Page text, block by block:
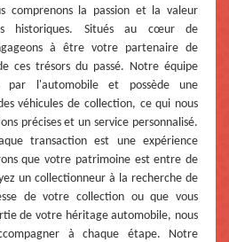
comprenons la passion et la valeur
historiques. Situés au cœur de
à être votre partenaire de
ces trésors du passé. Notre équipe
par l'automobile et possède une
véhicules de collection, ce qui nous
précises et un service personnalisé.
transaction est une expérience
que votre patrimoine est entre de
un collectionneur à la recherche de
de votre collection ou que vous
de votre héritage automobile, nous
à chaque étape. Notre